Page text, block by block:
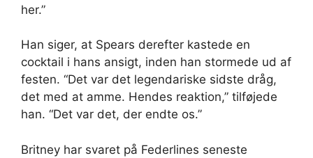
her.”
Han siger, at Spears derefter kastede en
cocktail i hans ansigt, inden han stormede ud af
festen. “Det var det legendariske sidste dråg,
det med at amme. Hendes reaktion,” tilføjede
han. “Det var det, der endte os.”
Britney har svaret på Federlines seneste